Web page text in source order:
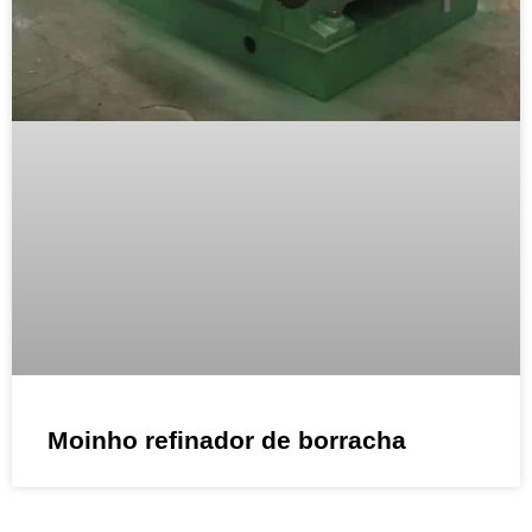
Moinho refinador de borracha